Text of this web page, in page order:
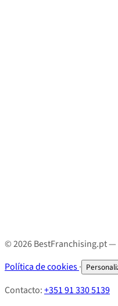
© 2026 BestFranchising.pt
Política de cookies·
Contacto:+351 91 330 5139